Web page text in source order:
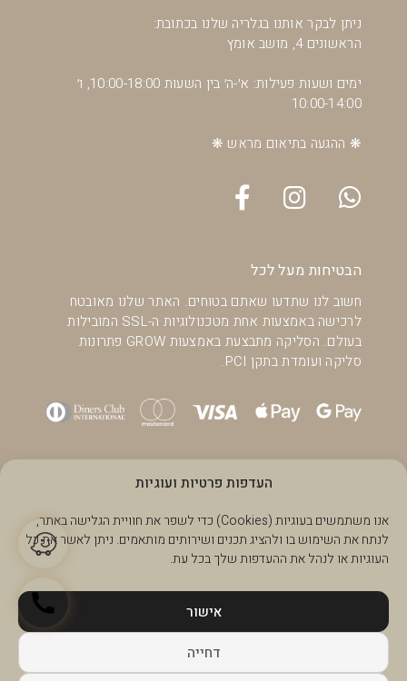
העדפות פרטיות ועוגיות
אנו משתמשים בעוגיות (Cookies) כדי לשפר את חוויית הגלישה באתר,
לנתח את השימוש בו ולהציג תכנים ושירותים מותאמים. ניתן לאשר את כל
העוגיות או לנהל את ההעדפות שלך בכל עת.
אישור
דחייה
ניתן לבקר אותנו בגלריה שלנו בכתובת:
הראשונים 4, מושב אומץ
ימים ושעות פעילות: א׳-ה׳ בין השעות 10:00-18:00, ו׳
10:00-14:00
❋ ההגעה בתיאום מראש ❋
הבטיחות מעל לכל
חשוב לנו שתדעו שאתם בטוחים. האתר שלנו מאובטח
לרכישה באמצעות אחת מטכנולוגיות ה-SSL המובילות
בעולם. הסליקה מתבצעת באמצעות GROW פתרונות
סליקה ועומדת בתקן PCI.
Made with love by MediaEaters 2026